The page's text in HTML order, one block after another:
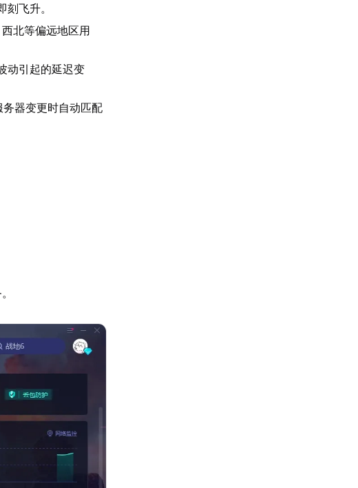
飞升。
北等偏远地区用
动引起的延迟变
务器变更时自动匹配